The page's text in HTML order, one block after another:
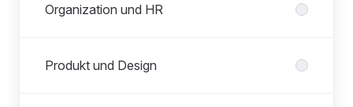
Organization und HR
Produkt und Design